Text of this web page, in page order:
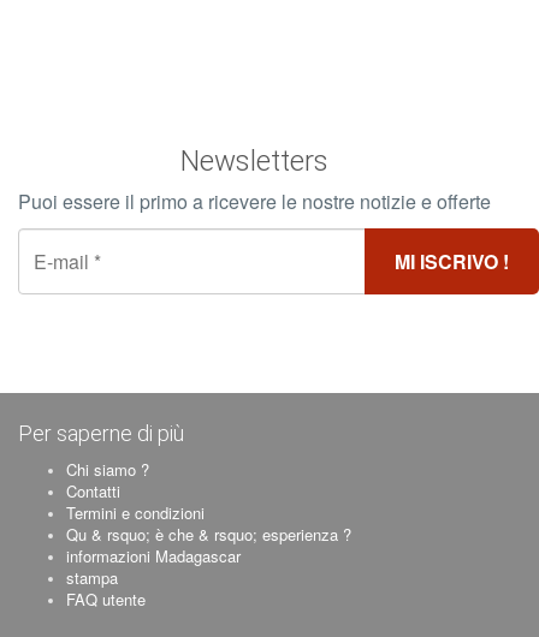
Newsletters
Puoi essere il primo a ricevere le nostre notizie e offerte
Per saperne di più
Chi siamo ?
Contatti
Termini e condizioni
Qu & rsquo; è che & rsquo; esperienza ?
informazioni Madagascar
stampa
FAQ utente